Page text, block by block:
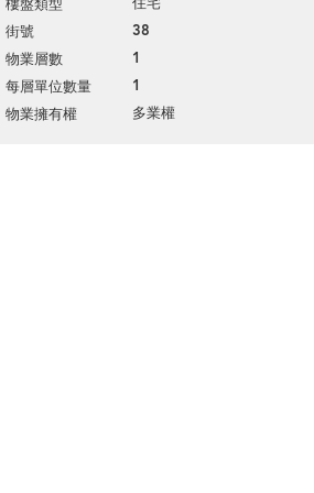
樓盤類型
街號 38
物業層數 1
每層單位數量 1
物業擁有權 多業權